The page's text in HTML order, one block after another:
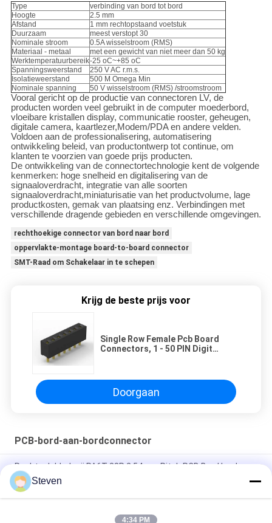
Type
verbinding van bord tot bord
Hoogte
2.5 mm
Afstand
1 mm rechtopstaand voetstuk
Duurzaam
meest verstopt 30
Nominale stroom
0.5A wisselstroom (RMS)
Materiaal - metaal
met een gewicht van niet meer dan 50 kg
Werktemperatuurbereik-25 oC~+85 oC
Spanningsweerstand
250 V AC r.m.s.
Isolatieweerstand
500 M Omega Min
Nominale spanning
50 V wisselstroom (RMS) /stroomstroom
Vooral gericht op de productie van connectoren LV, de
producten worden veel gebruikt in de computer moederbord,
vloeibare kristallen display, communicatie rooster, geheugen,
digitale camera, kaartlezer,Modem/PDA en andere velden.
Voldoen aan de professionalisering, automatisering
ontwikkeling beleid, van productontwerp tot continue, om
klanten te voorzien van goede prijs producten.
De ontwikkeling van de connectortechnologie kent de volgende
kenmerken: hoge snelheid en digitalisering van de
signaaloverdracht, integratie van alle soorten
signaaloverdracht,miniaturisatie van het productvolume, lage
productkosten, gemak van plaatsing enz. Verbindingen met
verschillende dragende gebieden en verschillende omgevingen.
rechthoekige connector van bord naar bord
oppervlakte-montage board-to-board connector
SMT-Raad om Schakelaar in te schepen
Krijg de beste prijs voor
Single Row Female Pcb Board
Connectors, 1 - 50 PIN Digit
Doorgaan
PCB-bord-aan-bordconnector
Rechte dubbele rij PA6T 38P 2.54mm Pitch PCB Box Header
Afstand 0,5 mm Double Slotted Board To Board Connector
Mannelijk onderdeel met CAP UL-certificaat
Steven
4:34 PM